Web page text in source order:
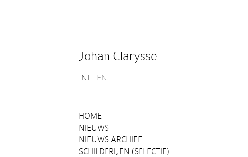
Johan Clarysse
NL EN
HOME
NIEUWS
NIEUWS ARCHIEF
SCHILDERIJEN (SELECTIE)